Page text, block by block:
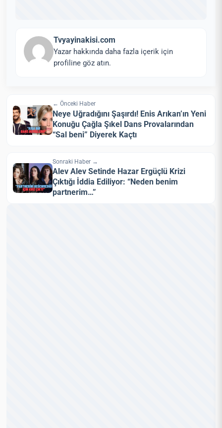
Tvyayinakisi.com
Yazar hakkında daha fazla içerik için
profiline göz atın.
← Önceki Haber
Neye Uğradığını Şaşırdı! Enis Arıkan’ın Yeni
Konuğu Çağla Şıkel Dans Provalarından
“Sal beni” Diyerek Kaçtı
Sonraki Haber →
Alev Alev Setinde Hazar Ergüçlü Krizi
Çıktığı İddia Ediliyor: “Neden benim
partnerim…”